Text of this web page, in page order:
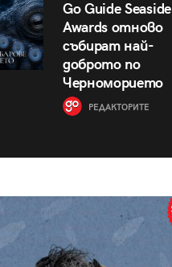
Go Guide Seaside
Awards отново
събират най-
доброто по
Черноморието
РЕДАКТОРИТЕ